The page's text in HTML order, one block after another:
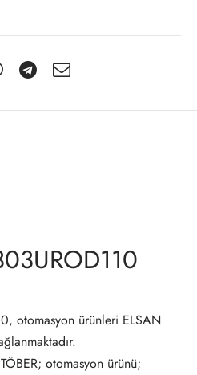
otomasyon ürünleri ELSAN
otomasyon ürünü;